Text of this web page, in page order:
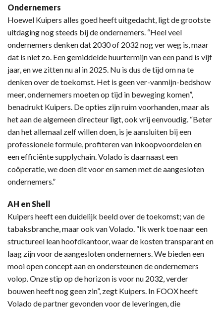
Ondernemers
Hoewel Kuipers alles goed heeft uitgedacht, ligt de grootste
uitdaging nog steeds bij de ondernemers. “Heel veel
ondernemers denken dat 2030 of 2032 nog ver weg is, maar
dat is niet zo. Een gemiddelde huurtermijn van een pand is vijf
jaar, en we zitten nu al in 2025. Nu is dus de tijd om na te
denken over de toekomst. Het is geen ver-vanmijn-bedshow
meer, ondernemers moeten op tijd in beweging komen”,
benadrukt Kuipers. De opties zijn ruim voorhanden, maar als
het aan de algemeen directeur ligt, ook vrij eenvoudig. “Beter
dan het allemaal zelf willen doen, is je aansluiten bij een
professionele formule, profiteren van inkoopvoordelen en
een efficiënte supplychain. Volado is daarnaast een
coöperatie, we doen dit voor en samen met de aangesloten
ondernemers.”
AH en Shell
Kuipers heeft een duidelijk beeld over de toekomst; van de
tabaksbranche, maar ook van Volado. “Ik werk toe naar een
structureel lean hoofdkantoor, waar de kosten transparant en
laag zijn voor de aangesloten ondernemers. We bieden een
mooi open concept aan en ondersteunen de ondernemers
volop. Onze stip op de horizon is voor nu 2032, verder
bouwen heeft nog geen zin”, zegt Kuipers. In FOOX heeft
Volado de partner gevonden voor de leveringen, die